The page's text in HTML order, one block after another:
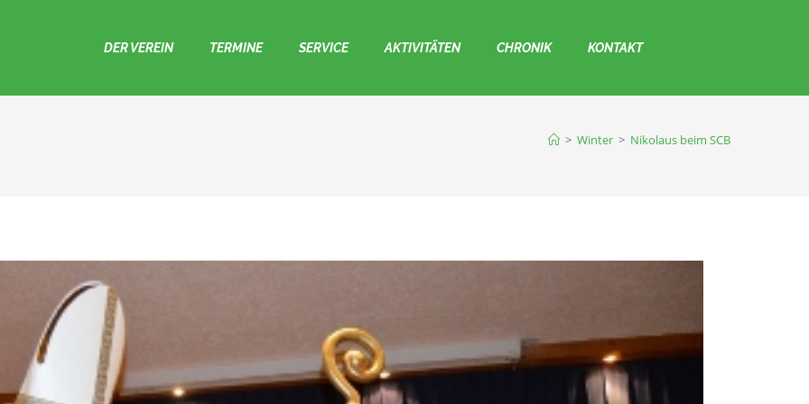
DER VEREIN TERMINE SERVICE AKTIVITÄTEN CHRONIK KONTAKT
> Winter > Nikolaus beim SCB